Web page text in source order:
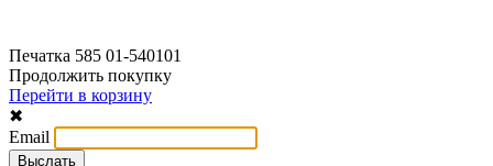
Печатка 585 01-540101
Продолжить покупку
Перейти в корзину
✖
Email